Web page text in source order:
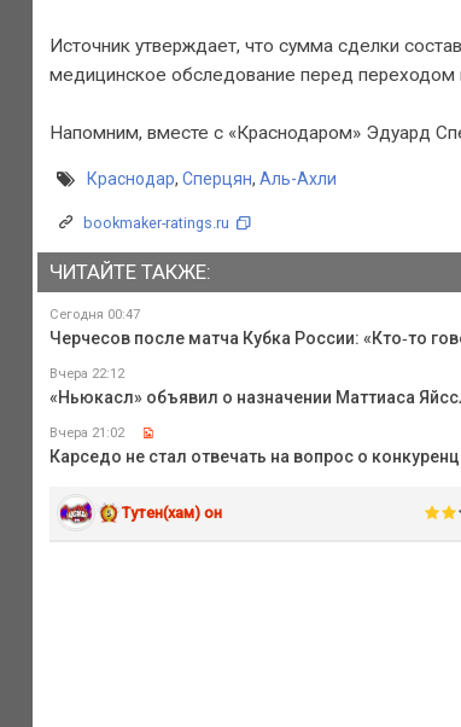
Источник утверждает, что сумма сделки
медицинское обследование перед переходом
Напомним, вместе с «Краснодаром» Эдуард
Краснодар, Сперцян, Аль-Ахли
bookmaker-ratings.ru
ЧИТАЙТЕ ТАКЖЕ:
Сегодня 00:47
Черчесов после матча Кубка России: «Кто‑то
Вчера 22:12
«Ньюкасл» объявил о назначении Маттиаса
Вчера 21:02
Карседо не стал отвечать на вопрос о
Тутен(хам) он